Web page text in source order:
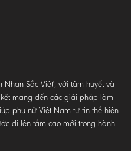
Sắc Việt', với tâm huyết và
mang đến các giải pháp làm
phụ nữ Việt Nam tự tin thể hiện
đi lên tầm cao mới trong hành